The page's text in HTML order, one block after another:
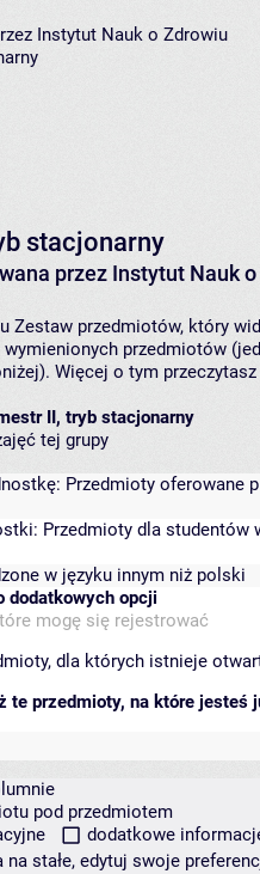
Instytut Nauk o Zdrowiu
stacjonarny
przez Instytut Nauk
Zestaw przedmiotów, który
przedmiotów
Więcej o tym
II, tryb stacjonarny
tej grupy
Przedmioty oferowane
Przedmioty dla studentów
w języku innym niż polski
dodatkowych opcji
mogę się rejestrować
dla których istnieje
te przedmioty, na które jesteś
pod przedmiotem
dodatkowe
stałe, edytuj swoje